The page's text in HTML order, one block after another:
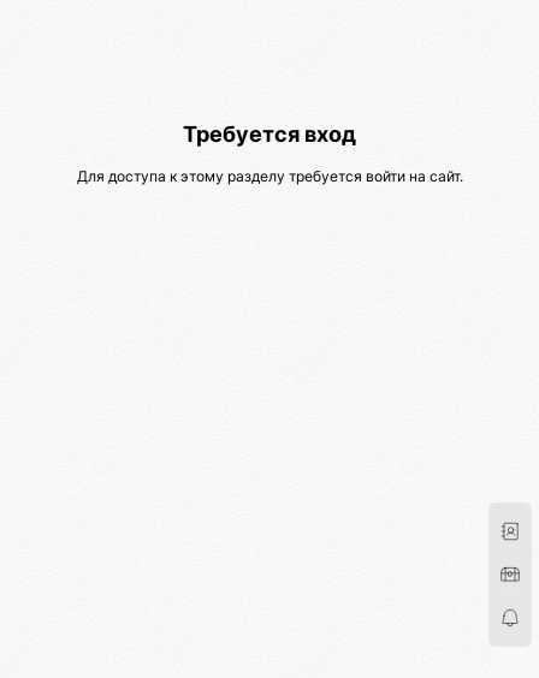
Требуется вход
Для доступа к этому разделу требуется войти на сайт.